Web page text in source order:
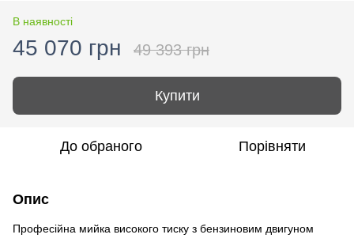
В наявності
45 070 грн 49 393 грн
Купити
До обраного Порівняти
Опис
Професійна мийка високого тиску з бензиновим двигуном